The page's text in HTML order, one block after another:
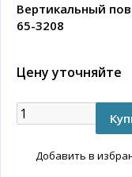
Вертикальный
65-3208
Цену уточняйте
Добавить в